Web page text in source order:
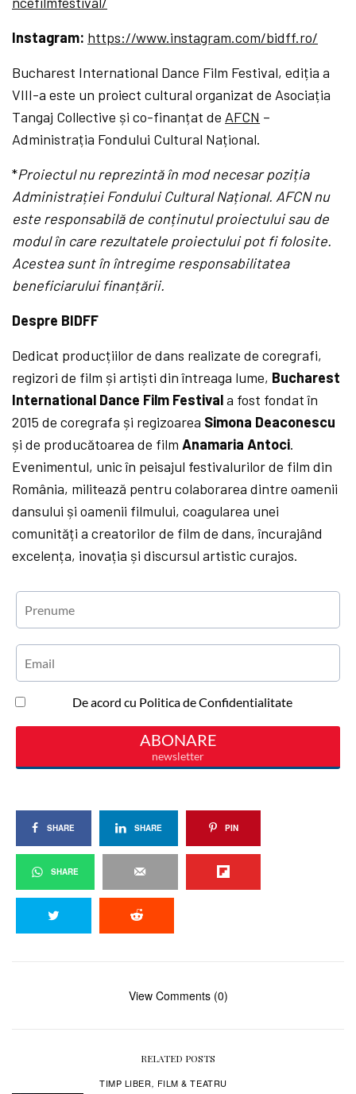
Instagram: https://www.instagram.com/bidff.ro/
Bucharest International Dance Film Festival, ediția a
VIII-a este un proiect cultural organizat de Asociația
Tangaj Collective și co-finanțat de AFCN –
Administrația Fondului Cultural Național.
*Proiectul nu reprezintă în mod necesar poziția
Administrației Fondului Cultural Național. AFCN nu
este responsabilă de conținutul proiectului sau de
modul în care rezultatele proiectului pot fi folosite.
Acestea sunt în întregime responsabilitatea
beneficiarului finanțării.
Despre BIDFF
Dedicat producțiilor de dans realizate de coregrafi,
regizori de film și artiști din întreaga lume, Bucharest
International Dance Film Festivala fost fondat în
2015 de coregrafa și regizoarea Simona Deaconescu
și de producătoarea de filmAnamaria Antoci.
Evenimentul, unic în peisajul festivalurilor de film din
România, militează pentru colaborarea dintre oamenii
dansului și oamenii filmului, coagularea unei
comunități a creatorilor de film de dans, încurajând
excelența, inovația și discursul artistic curajos.
SHARE SHARE PIN
SHARE
View Comments (0)
RELATED POSTS
TIMP LIBER , FILM & TEATRU